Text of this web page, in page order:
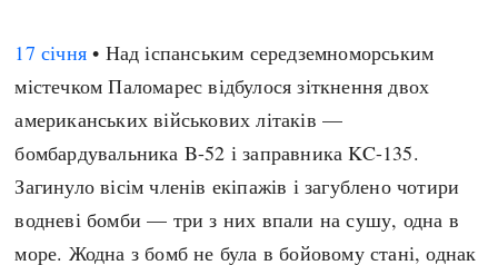
Регіони
Австралія
Азія
Америка
А(нта)рктика
Африка
Індекси
Нові статті
Популярні статті
Всі статті
Визначальні події
#Хештеги
17 січня • Над іспанським середземноморським
містечком Паломарес відбулося зіткнення двох
американських військових літаків —
бомбардувальника B-52 і заправника KC-135.
Загинуло вісім членів екіпажів і загублено чотири
водневі бомби — три з них впали на сушу, одна в
море. Жодна з бомб не була в бойовому стані, однак